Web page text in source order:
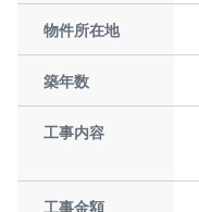
物件所在地
築年数
工事内容
工事金額